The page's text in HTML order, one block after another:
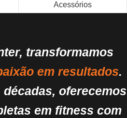
Acessórios
transformamos
em resultados.
oferecemos
em fitness com